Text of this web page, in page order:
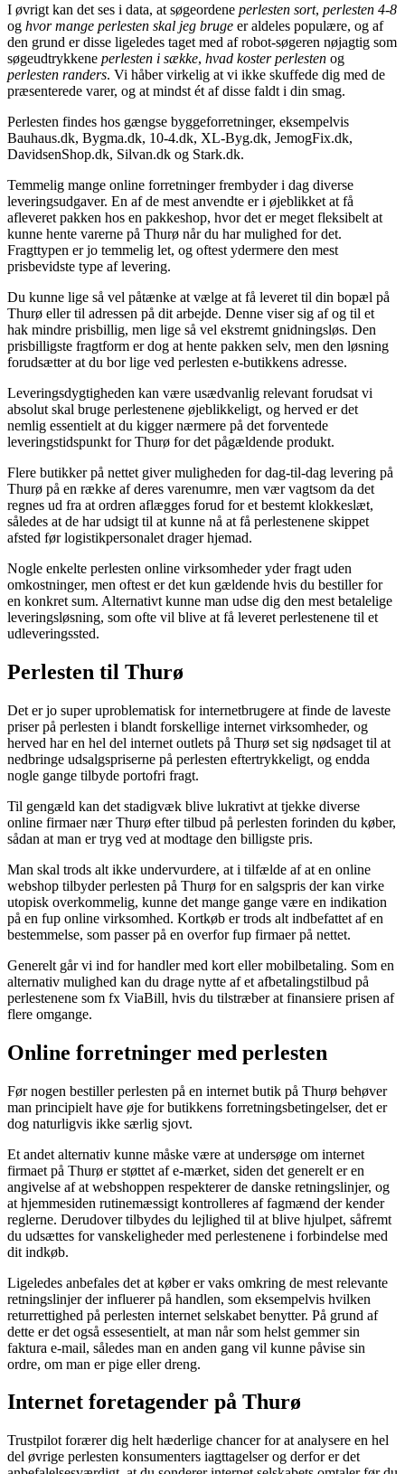
I øvrigt kan det ses i data, at søgeordene perlesten sort, perlesten 4-8
og hvor mange perlesten skal jeg bruge er aldeles populære, og af
den grund er disse ligeledes taget med af robot-søgeren nøjagtig som
søgeudtrykkene perlesten i sække, hvad koster perlesten og
perlesten randers. Vi håber virkelig at vi ikke skuffede dig med de
præsenterede varer, og at mindst ét af disse faldt i din smag.
Perlesten findes hos gængse byggeforretninger, eksempelvis
Bauhaus.dk, Bygma.dk, 10-4.dk, XL-Byg.dk, JemogFix.dk,
DavidsenShop.dk, Silvan.dk og Stark.dk.
Temmelig mange online forretninger frembyder i dag diverse
leveringsudgaver. En af de mest anvendte er i øjeblikket at få
afleveret pakken hos en pakkeshop, hvor det er meget fleksibelt at
kunne hente varerne på Thurø når du har mulighed for det.
Fragttypen er jo temmelig let, og oftest ydermere den mest
prisbevidste type af levering.
Du kunne lige så vel påtænke at vælge at få leveret til din bopæl på
Thurø eller til adressen på dit arbejde. Denne viser sig af og til et
hak mindre prisbillig, men lige så vel ekstremt gnidningsløs. Den
prisbilligste fragtform er dog at hente pakken selv, men den løsning
forudsætter at du bor lige ved perlesten e-butikkens adresse.
Leveringsdygtigheden kan være usædvanlig relevant forudsat vi
absolut skal bruge perlestenene øjeblikkeligt, og herved er det
nemlig essentielt at du kigger nærmere på det forventede
leveringstidspunkt for Thurø for det pågældende produkt.
Flere butikker på nettet giver muligheden for dag-til-dag levering på
Thurø på en række af deres varenumre, men vær vagtsom da det
regnes ud fra at ordren aflægges forud for et bestemt klokkeslæt,
således at de har udsigt til at kunne nå at få perlestenene skippet
afsted før logistikpersonalet drager hjemad.
Nogle enkelte perlesten online virksomheder yder fragt uden
omkostninger, men oftest er det kun gældende hvis du bestiller for
en konkret sum. Alternativt kunne man udse dig den mest betalelige
leveringsløsning, som ofte vil blive at få leveret perlestenene til et
udleveringssted.
Perlesten til Thurø
Det er jo super uproblematisk for internetbrugere at finde de laveste
priser på perlesten i blandt forskellige internet virksomheder, og
herved har en hel del internet outlets på Thurø set sig nødsaget til at
nedbringe udsalgspriserne på perlesten eftertrykkeligt, og endda
nogle gange tilbyde portofri fragt.
Til gengæld kan det stadigvæk blive lukrativt at tjekke diverse
online firmaer nær Thurø efter tilbud på perlesten forinden du køber,
sådan at man er tryg ved at modtage den billigste pris.
Man skal trods alt ikke undervurdere, at i tilfælde af at en online
webshop tilbyder perlesten på Thurø for en salgspris der kan virke
utopisk overkommelig, kunne det mange gange være en indikation
på en fup online virksomhed. Kortkøb er trods alt indbefattet af en
bestemmelse, som passer på en overfor fup firmaer på nettet.
Generelt går vi ind for handler med kort eller mobilbetaling. Som en
alternativ mulighed kan du drage nytte af et afbetalingstilbud på
perlestenene som fx ViaBill, hvis du tilstræber at finansiere prisen af
flere omgange.
Online forretninger med perlesten
Før nogen bestiller perlesten på en internet butik på Thurø behøver
man principielt have øje for butikkens forretningsbetingelser, det er
dog naturligvis ikke særlig sjovt.
Et andet alternativ kunne måske være at undersøge om internet
firmaet på Thurø er støttet af e-mærket, siden det generelt er en
angivelse af at webshoppen respekterer de danske retningslinjer, og
at hjemmesiden rutinemæssigt kontrolleres af fagmænd der kender
reglerne. Derudover tilbydes du lejlighed til at blive hjulpet, såfremt
du udsættes for vanskeligheder med perlestenene i forbindelse med
dit indkøb.
Ligeledes anbefales det at køber er vaks omkring de mest relevante
retningslinjer der influerer på handlen, som eksempelvis hvilken
returrettighed på perlesten internet selskabet benytter. På grund af
dette er det også essesentielt, at man når som helst gemmer sin
faktura e-mail, således man en anden gang vil kunne påvise sin
ordre, om man er pige eller dreng.
Internet foretagender på Thurø
Trustpilot forærer dig helt hæderlige chancer for at analysere en hel
del øvrige perlesten konsumenters iagttagelser og derfor er det